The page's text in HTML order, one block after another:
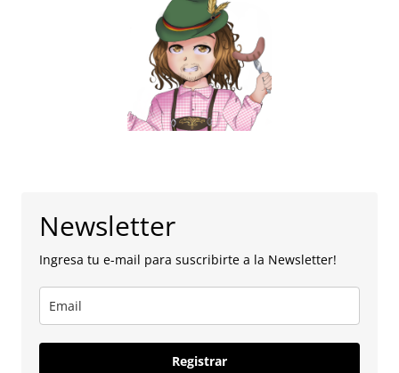
Newsletter
Ingresa tu e-mail para suscribirte a la Newsletter!
Registrar